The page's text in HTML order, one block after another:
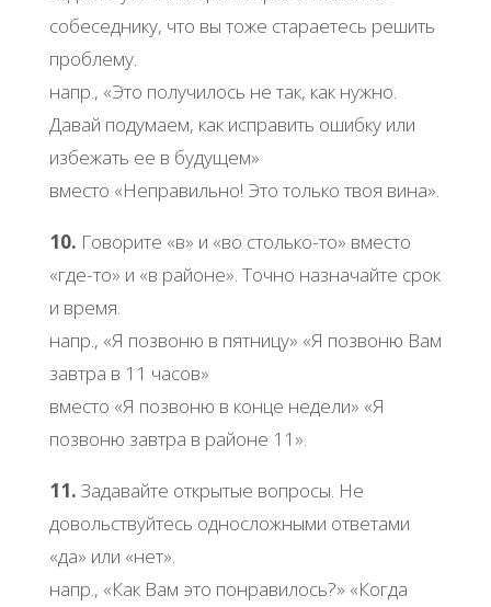
собеседнику, что вы тоже стараетесь решить
проблему.
напр., «Это получилось не так, как нужно.
Давай подумаем, как исправить ошибку или
избежать ее в будущем»
вместо «Неправильно! Это только твоя вина».
10. Говорите «в» и «во столько-то» вместо
«где-то» и «в районе». Точно назначайте срок
и время.
напр., «Я позвоню в пятницу» «Я позвоню Вам
завтра в 11 часов»
вместо «Я позвоню в конце недели» «Я
позвоню завтра в районе 11».
11. Задавайте открытые вопросы. Не
довольствуйтесь односложными ответами
«да» или «нет».
напр., «Как Вам это понравилось?» «Когда